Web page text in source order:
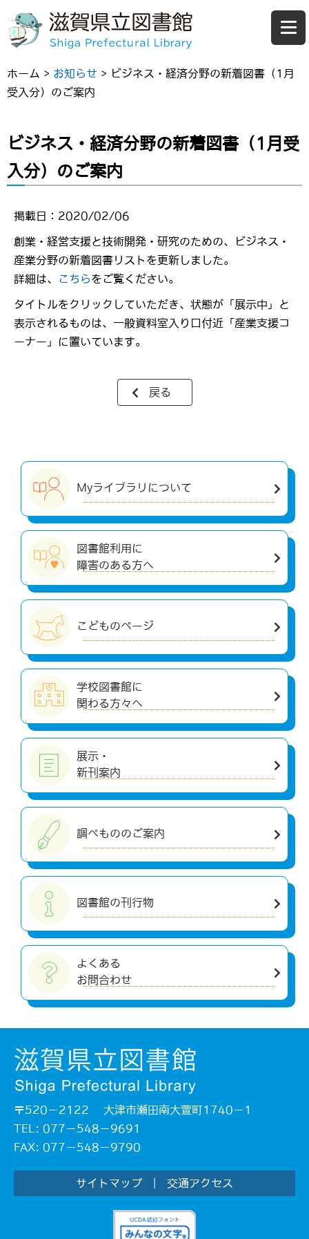
ホーム > お知らせ > ビジネス・経済分野の新着図書（1月
受入分）のご案内
ビジネス・経済分野の新着図書（1月受
入分）のご案内
掲載日：2020/02/06
創業・経営支援と技術開発・研究のための、ビジネス・
産業分野の新着図書リストを更新しました。
詳細は、
こちらをご覧ください。
タイトルをクリックしていただき、状態が「展示中」と
表示されるものは、一般資料室入り口付近「産業支援コ
ーナー」に置いています。
戻る
Myライブラリについて
図書館利用に
障害のある方へ
こどものページ
学校図書館に
関わる方々へ
展示・
新刊案内
調べもののご案内
図書館の刊行物
よくある
お問合わせ
〒520－2122 大津市瀬田南大萱町1740－1
TEL: 077－548－9691
FAX: 077－548－9790
サイトマップ 交通アクセス